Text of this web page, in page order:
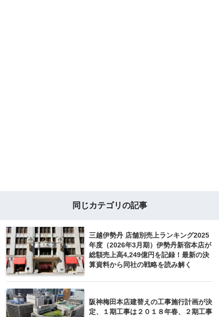
同じカテゴリの記事
三越伊勢丹 店舗別売上ランキング2025
年度（2026年3月期）伊勢丹新宿本店が
総額売上高4,249億円を記録！最新の決
算資料から同社の戦略を読み解く
阪神梅田本店建替えの工事施行計画が決
定、１期工事は２０１８年春、２期工事